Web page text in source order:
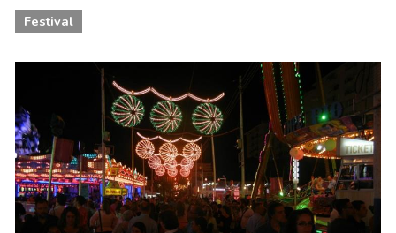
Festival